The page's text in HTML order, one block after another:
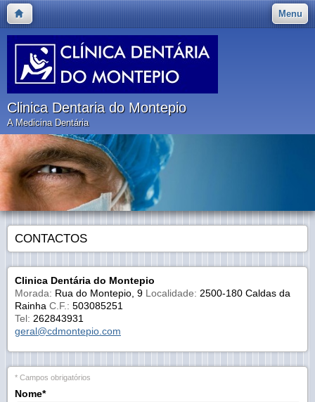
Menu
Clinica Dentaria do Montepio
A Medicina Dentária
CONTACTOS
Clinica Dentária do Montepio
Morada: Rua do Montepio, 9 Localidade: 2500-180 Caldas da
Rainha C.F.: 503085251
Tel: 262843931
geral@cdmontepio.com
* Campos obrigatórios
Nome*